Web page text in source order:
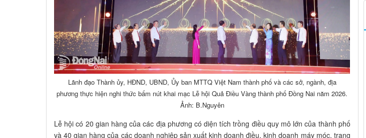
Lãnh đạo Thành ủy, HĐND, UBND, Ủy ban MTTQ Việt Nam thành phố và các sở, ngành, địa
phương thực hiện nghi thức bấm nút khai mạc Lễ hội Quả Điều Vàng thành phố Đồng Nai năm 2026.
Ảnh: B.Nguyên
Lễ hội có 20 gian hàng của các địa phương có diện tích trồng điều quy mô lớn của thành phố
và 40 gian hàng của các doanh nghiệp sản xuất kinh doanh điều, kinh doanh máy móc, trang